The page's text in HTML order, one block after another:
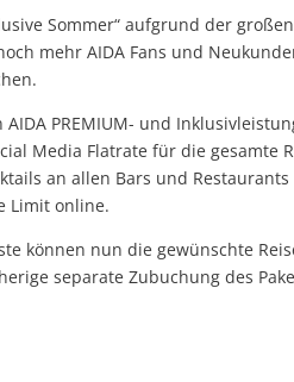
Sommer“ aufgrund der
mehr AIDA Fans und
PREMIUM- und
Media Flatrate für die gesamte
an allen Bars und
Limit online.
können nun die gewünschte
separate Zubuchung des